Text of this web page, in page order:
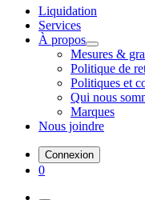
Liquidation
Services
À propos
Mesures &
Politique de
Politiques et
Qui nous
Marques
Nous joindre
Connexion
0